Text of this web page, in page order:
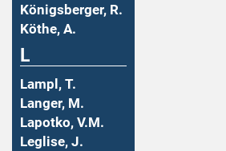
Königsberger, R.
Köthe, A.
L
Lampl, T.
Langer, M.
Lapotko, V.M.
Leglise, J.